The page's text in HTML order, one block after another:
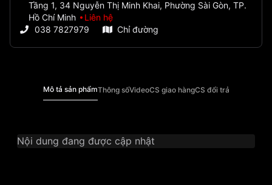
Tầng 1, 34 Nguyễn Thị Minh Khai, Phường Sài Gòn, TP.
Hồ Chí Minh
Liên hệ
038 7827979
Chỉ đường
Mô tả sản phẩmThông sốVideoCS giao hàngCS đổi trả
Nội dung đang được cập nhật